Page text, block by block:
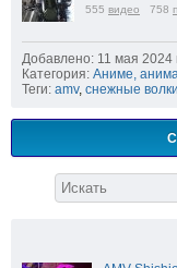
555 видео 758
Добавлено: 11 мая 2024
Категория: Аниме,
Теги: amv, снежные волки